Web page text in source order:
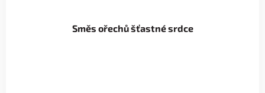
Směs ořechů šťastné srdce